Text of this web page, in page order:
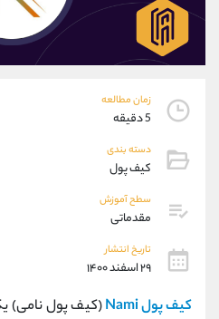
زمان مطالعه
5 دقیقه
دسته بندی
کیف پول
سطح آموزش
مقدماتی
تاریخ انتشار
۲۹ اسفند ۱۴۰۰
کیف پول Nami
(کیف پول نامی)
واتساپ
تلگرام
پشتیبان فروش
موبایل
واتساپ
داخلی
اطلاعات تماس (دفتر فروش)
تلفن